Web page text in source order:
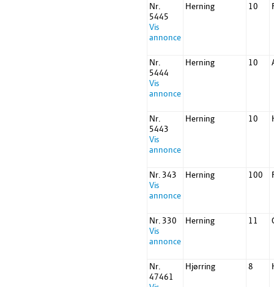
Nr.
5445
Vis
annonce
Herning 10
Nr.
5444
Vis
annonce
Herning 10
Nr.
5443
Vis
annonce
Herning 10
Nr. 343
Vis
annonce
Herning 100
Nr. 330
Vis
annonce
Herning 11
Nr.
47461
Hjørring 8